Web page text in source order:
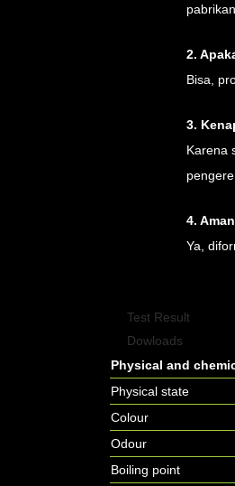
2.
Bisa,
3.
Karena
4.
Ya,
Test Result
Dowloads
Physical and
Physical state
Colour
Odour
Boiling point